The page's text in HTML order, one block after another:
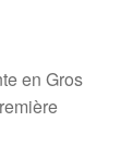
en Gros